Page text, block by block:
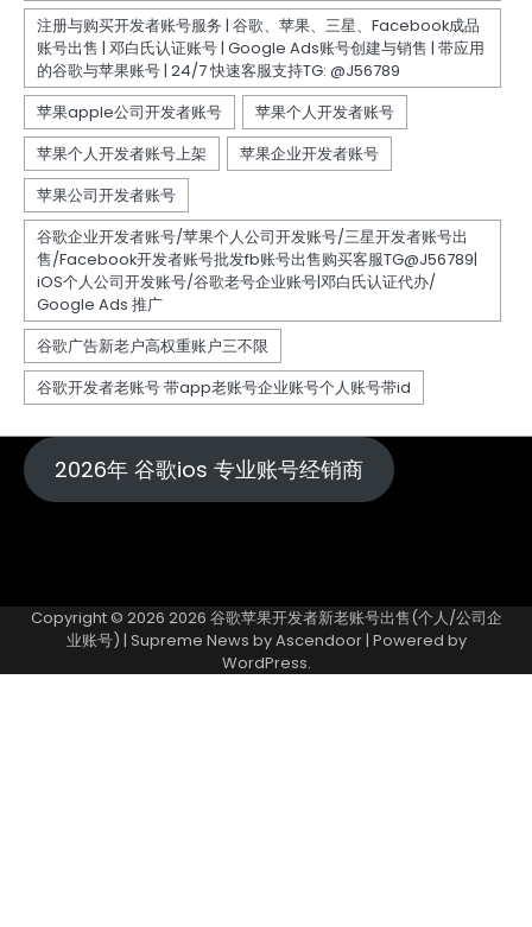
2026年 谷歌ios 专业账号经销商
Copyright © 2026 2026 谷歌苹果开发者新老账号出售(个人/公司企
业账号) | Supreme News byAscendoor| Powered by
WordPress.